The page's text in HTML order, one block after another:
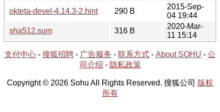
okteta-devel-4.14.3-2.hint
290 B
2015-Sep-
04 19:44
sha512.sum
316 B
2020-Mar-
11 15:14
支付中心 - 搜狐招聘 - 广告服务 - 联系方式 - About SOHU - 公
司介绍 - 隐私政策
Copyright © 2026 Sohu All Rights Reserved. 搜狐公司 版权
所有